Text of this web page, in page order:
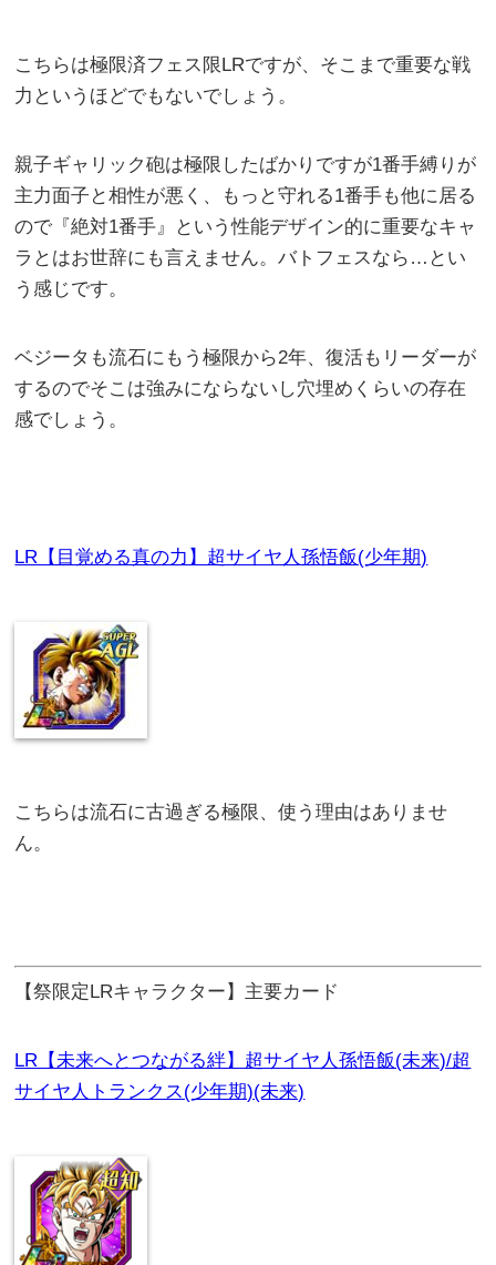
こちらは極限済フェス限LRですが、そこまで重要な戦
力というほどでもないでしょう。
親子ギャリック砲は極限したばかりですが1番手縛りが
主力面子と相性が悪く、もっと守れる1番手も他に居る
ので『絶対1番手』という性能デザイン的に重要なキャ
ラとはお世辞にも言えません。バトフェスなら…とい
う感じです。
ベジータも流石にもう極限から2年、復活もリーダーが
するのでそこは強みにならないし穴埋めくらいの存在
感でしょう。
LR【目覚める真の力】超サイヤ人孫悟飯(少年期)
こちらは流石に古過ぎる極限、使う理由はありませ
ん。
【祭限定LRキャラクター】主要カード
LR【未来へとつながる絆】超サイヤ人孫悟飯(未来)/超
サイヤ人トランクス(少年期)(未来)